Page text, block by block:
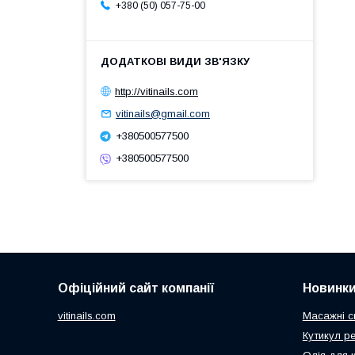
+380 (50) 057-75-00
http://vitinails.com
vitinails@gmail.com
+380500577500
+380500577500
Офіційний сайт компанії
vitinails.com
Новинки
Масажні
Кутикул